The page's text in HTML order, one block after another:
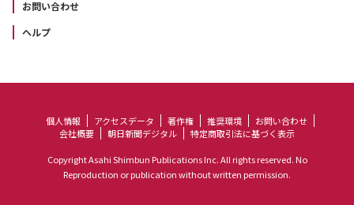
お問い合わせ
ヘルプ
個人情報 アクセスデータ 著作権 推奨環境
お問い合わせ
会社概要
朝日新聞デジタル 特定商取引法に基づく表示
Copyright Asahi Shimbun Publications Inc. All rights reserved. No
Reproduction or publication without written permission.